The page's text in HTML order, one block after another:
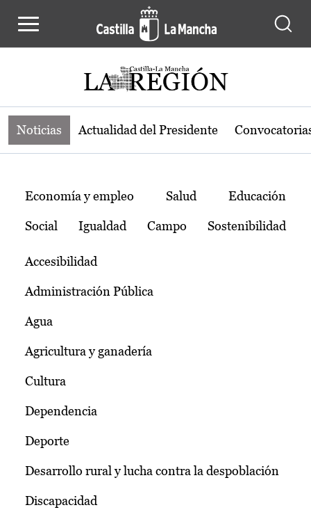
Noticias de la región de Castilla-La
Noticias Actualidad del Presidente
Temas
Economía y empleo Salud Educación
Social Igualdad Campo Sostenibilidad
Accesibilidad
Administración Pública
Agua
Agricultura y ganadería
Cultura
Dependencia
Deporte
Desarrollo rural y lucha contra la despoblación
Discapacidad